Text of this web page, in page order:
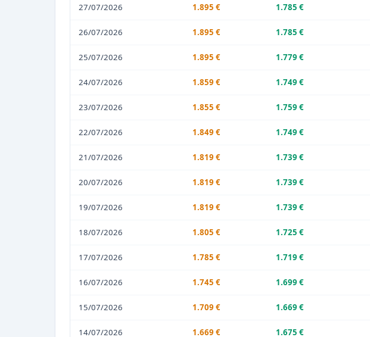
27/07/2026 1.895 € 1.785 €
26/07/2026 1.895 € 1.785 €
25/07/2026 1.895 € 1.779 €
24/07/2026 1.859 € 1.749 €
23/07/2026 1.855 € 1.759 €
22/07/2026 1.849 € 1.749 €
21/07/2026 1.819 € 1.739 €
20/07/2026 1.819 € 1.739 €
19/07/2026 1.819 € 1.739 €
18/07/2026 1.805 € 1.725 €
17/07/2026 1.785 € 1.719 €
16/07/2026 1.745 € 1.699 €
15/07/2026 1.709 € 1.669 €
14/07/2026 1.669 € 1.675 €